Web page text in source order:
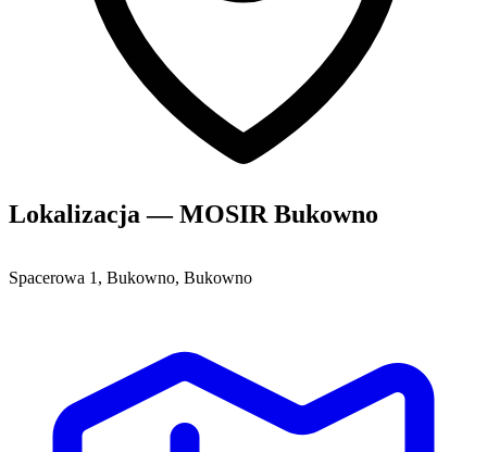
Lokalizacja — MOSIR Bukowno
Spacerowa 1, Bukowno, Bukowno